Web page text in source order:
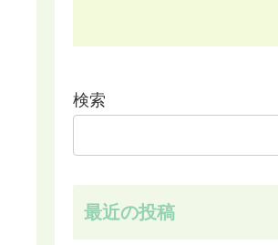
検索
最近の投稿